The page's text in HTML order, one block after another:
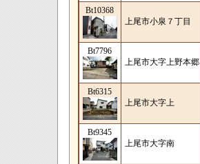
Bt10368
上尾市小泉７丁目
Bt7796
上尾市大字上野本郷
Bt6315
上尾市大字上
Bt9345
上尾市大字南